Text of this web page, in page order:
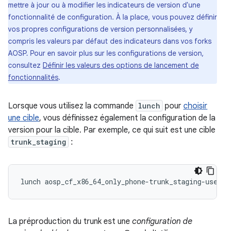
mettre à jour ou à modifier les indicateurs de version d'une
fonctionnalité de configuration. À la place, vous pouvez définir
vos propres configurations de version personnalisées, y
compris les valeurs par défaut des indicateurs dans vos forks
AOSP. Pour en savoir plus sur les configurations de version,
consultez Définir les valeurs des options de lancement de
fonctionnalités.
Lorsque vous utilisez la commande lunch pour choisir
une cible, vous définissez également la configuration de la
version pour la cible. Par exemple, ce qui suit est une cible
trunk_staging :
La préproduction du trunk est une configuration de